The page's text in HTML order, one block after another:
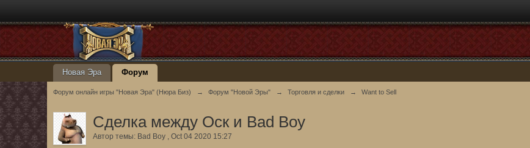
Новая Эра Форум
Форум онлайн игры "Новая Эра" (Нюра Биз) → Форум "Новой Эры" → Торговля и сделки → Want to Sell
Сделка между Оск и Bad Boy
Автор темы: Bad Boy ,Oct 04 2020 15:27